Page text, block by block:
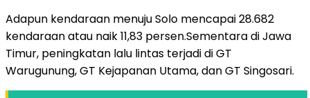
Adapun kendaraan menuju Solo mencapai 28.682
kendaraan atau naik 11,83 persen.Sementara di Jawa
Timur, peningkatan lalu lintas terjadi di GT
Warugunung, GT Kejapanan Utama, dan GT Singosari.